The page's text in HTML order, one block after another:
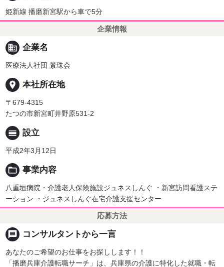
姫新線 播磨新宮駅から車で5分
企業情報
business 企業名
医療法人社団 景珠会
place 本社所在地
〒679-4315
たつの市新宮町井野原531-2
calendar_view_day 設立
平成2年3月12日
folder_open 事業内容
八重垣病院・介護老人保険施設ジュネスしんぐ ・新宮訪問看護ステ
ーション ・ジュネスしんぐ在宅介護支援センター
応募方法
message コンサルタントから一言
あなたのご希望のお仕事をお探しします！！
「播磨兵庫介護転職サーチ」は、兵庫県の介護に特化した就職・転